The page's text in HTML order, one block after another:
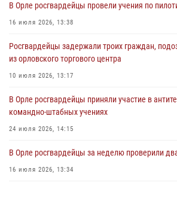
Жительница Мценска сдала в Росгвардию
31 июля 2026, 13:16
В Орле росгвардейцы провели учения по
16 июля 2026, 13:38
Росгвардейцы задержали троих граждан,
из орловского торгового центра
10 июля 2026, 13:17
В Орле росгвардейцы приняли участие в
командно-штабных учениях
24 июля 2026, 14:15
В Орле росгвардейцы за неделю проверили
16 июля 2026, 13:34